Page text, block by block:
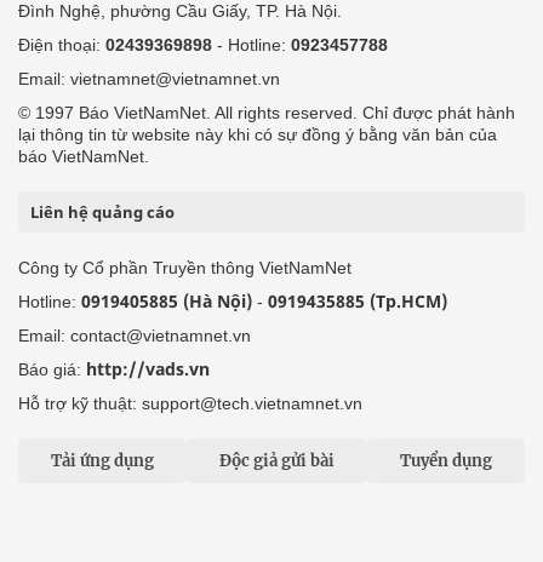
Đình Nghệ, phường Cầu Giấy, TP. Hà Nội.
Điện thoại: 02439369898 - Hotline: 0923457788
Email: vietnamnet@vietnamnet.vn
© 1997 Báo VietNamNet. All rights reserved. Chỉ được phát hành
lại thông tin từ website này khi có sự đồng ý bằng văn bản của
báo VietNamNet.
Liên hệ quảng cáo
Công ty Cổ phần Truyền thông VietNamNet
Hotline: 0919405885 (Hà Nội) - 0919435885 (Tp.HCM)
Email: contact@vietnamnet.vn
Báo giá: http://vads.vn
Hỗ trợ kỹ thuật: support@tech.vietnamnet.vn
Tải ứng dụng Độc giả gửi bài Tuyển dụng